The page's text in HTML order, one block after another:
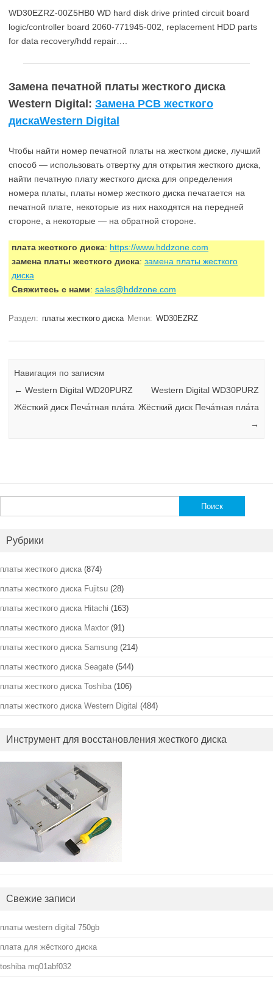
WD30EZRZ-00Z5HB0 WD hard disk drive printed circuit board
logic/controller board 2060-771945-002, replacement HDD parts
for data recovery/hdd repair….
Замена печатной платы жесткого диска
Western Digital: Замена PCB жесткого
дискаWestern Digital
Чтобы найти номер печатной платы на жестком диске, лучший
способ — использовать отвертку для открытия жесткого диска,
найти печатную плату жесткого диска для определения
номера платы, платы номер жесткого диска печатается на
печатной плате, некоторые из них находятся на передней
стороне, а некоторые — на обратной стороне.
плата жесткого диска: https://www.hddzone.com
замена платы жесткого диска: замена платы жесткого
диска
Свяжитесь с нами: sales@hddzone.com
Раздел: платы жесткого диска Метки: WD30EZRZ
Навигация по записям
← Western Digital WD20PURZ
Жёсткий диск Печа́тная пла́та
Western Digital WD30PURZ
Жёсткий диск Печа́тная пла́та
→
Рубрики
платы жесткого диска (874)
платы жесткого диска Fujitsu (28)
платы жесткого диска Hitachi (163)
платы жесткого диска Maxtor (91)
платы жесткого диска Samsung (214)
платы жесткого диска Seagate (544)
платы жесткого диска Toshiba (106)
платы жесткого диска Western Digital (484)
Инструмент для восстановления жесткого диска
Свежие записи
платы western digital 750gb
плата для жёсткого диска
toshiba mq01abf032